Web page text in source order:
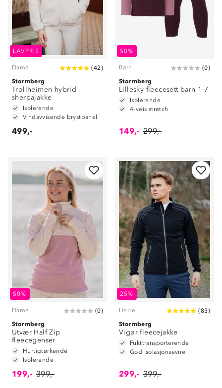
LAVPRIS
Dame (42)
Stormberg
Trollheimen hybrid
sherpajakke
Isolerende
Vindavvisende brystpanel
499,-
50%
Barn (0)
Stormberg
Lillesky fleecesett barn 1-7
Isolerende
4-veis stretch
149,- 299,-
50%
Dame (0)
Stormberg
Utvær Half Zip
fleecegenser
Hurtigtørkende
Isolerende
199,- 399,-
25%
Herre (83)
Stormberg
Vigør fleecejakke
Fukttransporterende
God isolasjonsevne
299,- 399,-